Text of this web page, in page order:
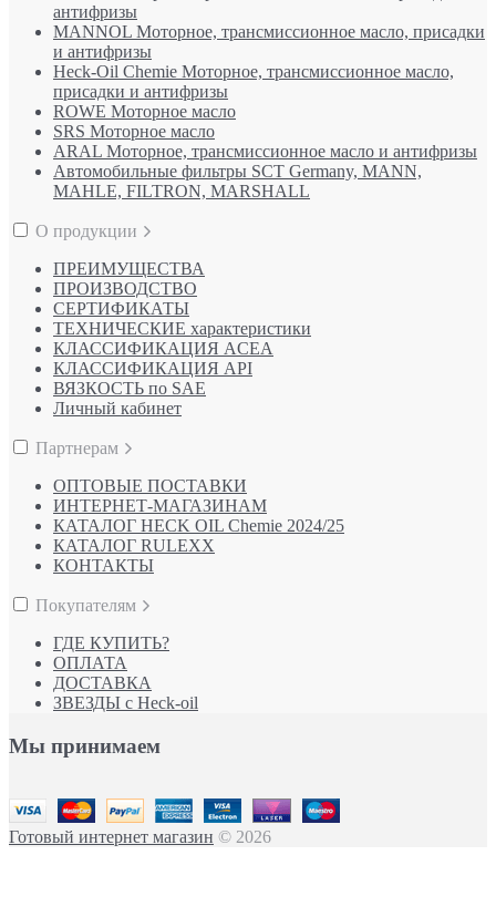
антифризы
MANNOL Моторное, трансмиссионное масло, присадки
и антифризы
Heck-Oil Chemie Моторное, трансмиссионное масло,
присадки и антифризы
ROWE Моторное масло
SRS Моторное масло
ARAL Моторное, трансмиссионное масло и антифризы
Автомобильные фильтры SCT Germany, MANN,
MAHLE, FILTRON, MARSHALL
О продукции
ПРЕИМУЩЕСТВА
ПРОИЗВОДСТВО
СЕРТИФИКАТЫ
ТЕХНИЧЕСКИЕ характеристики
КЛАССИФИКАЦИЯ ACEA
КЛАССИФИКАЦИЯ API
ВЯЗКОСТЬ по SAE
Личный кабинет
Партнерам
ОПТОВЫЕ ПОСТАВКИ
ИНТЕРНЕТ-МАГАЗИНАМ
КАТАЛОГ HECK OIL Chemie 2024/25
КАТАЛОГ RULEXX
КОНТАКТЫ
Покупателям
ГДЕ КУПИТЬ?
ОПЛАТА
ДОСТАВКА
ЗВЕЗДЫ с Heck-oil
Мы принимаем
Готовый интернет магазин © 2026